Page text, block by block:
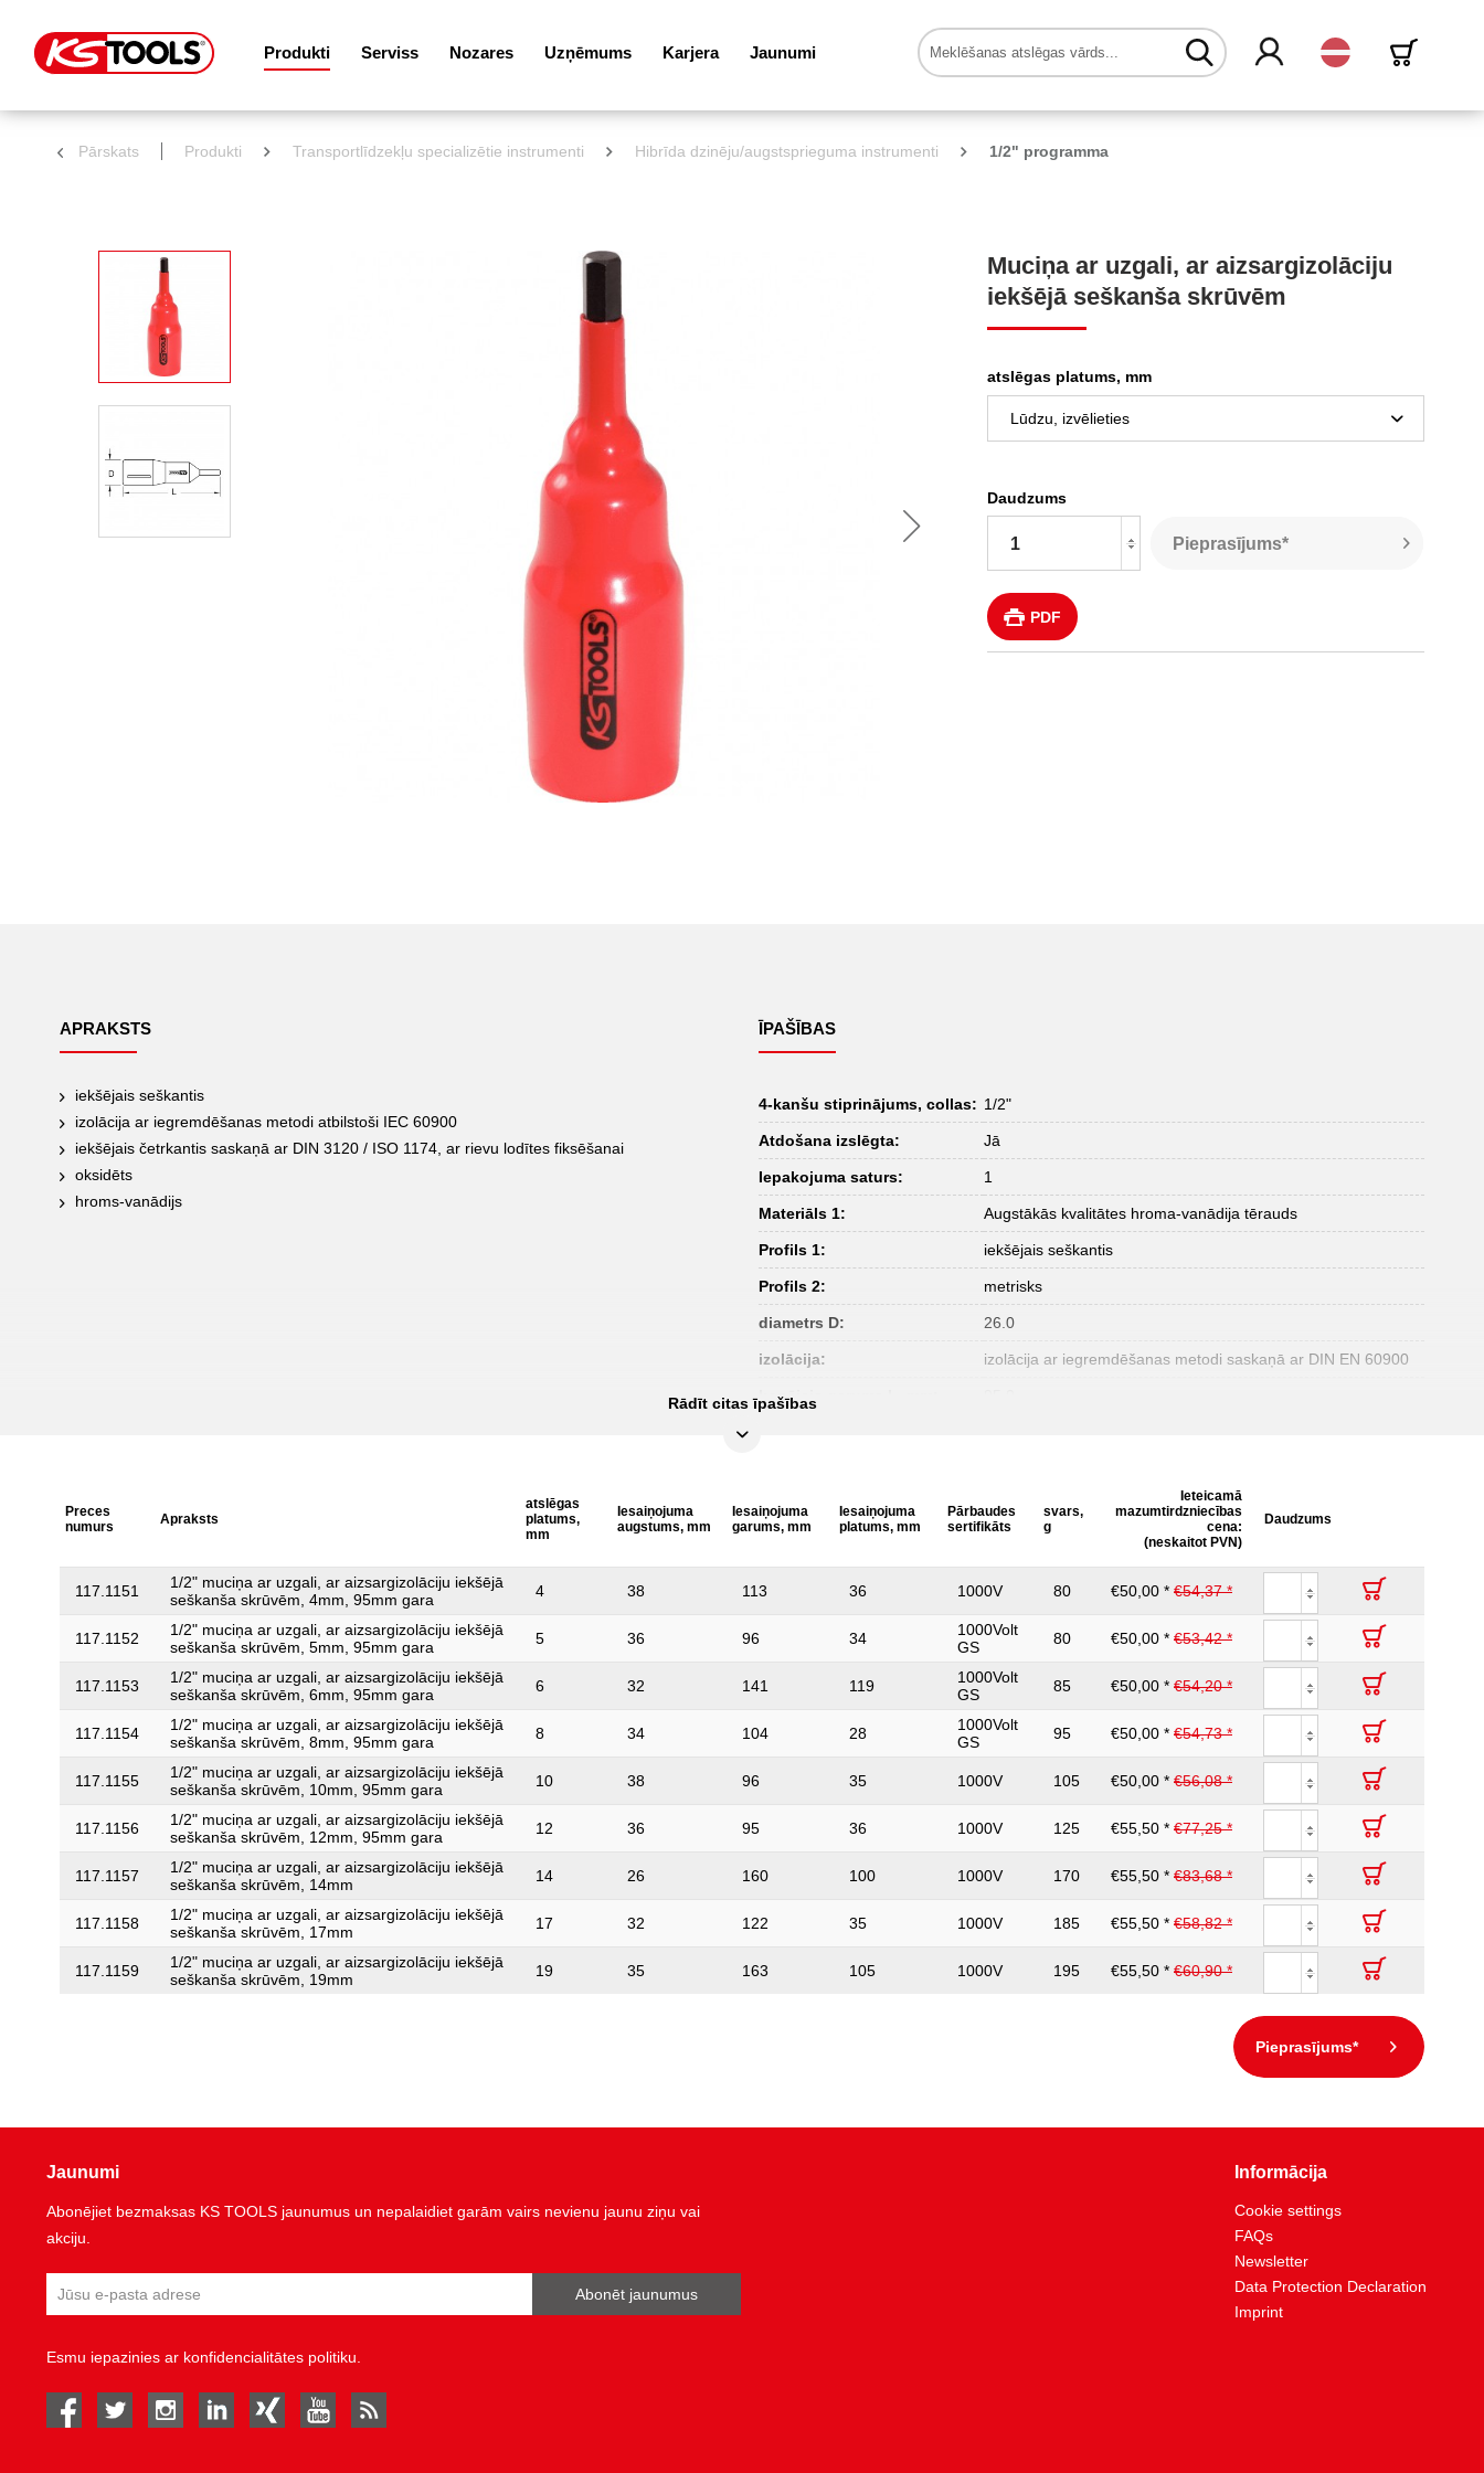
Produkti Serviss Nozares Uzņēmums Karjera Jaunumi Latvijas
Pārskats Produkti Transportlīdzekļu specializētie instrumenti Hibrīda dzinēju/augstsprieguma instrumenti 1/2" programma
Muciņa ar uzgali, ar aizsargizolāciju
iekšējā seškanša skrūvēm
atslēgas platums, mm
Daudzums
Pieprasījums*
PDF
APRAKSTS
iekšējais seškantis
izolācija ar iegremdēšanas metodi atbilstoši IEC 60900
iekšējais četrkantis saskaņā ar DIN 3120 / ISO 1174, ar rievu lodītes fiksēšanai
oksidēts
hroms-vanādijs
ĪPAŠĪBAS
4-kanšu stiprinājums, collas: 1/2"
Atdošana izslēgta: Jā
Iepakojuma saturs: 1
Materiāls 1: Augstākās kvalitātes hroma-vanādija tērauds
Profils 1: iekšējais seškantis
Profils 2: metrisks
diametrs D: 26.0
izolācija: izolācija ar iegremdēšanas metodi saskaņā ar DIN EN 60900
kopējais garums L, mm:
Rādīt citas īpašības
Preces
numurs
Apraksts
atslēgas
platums,
mm
Iesaiņojuma
augstums, mm
Iesaiņojuma
garums, mm
Iesaiņojuma
platums, mm
Pārbaudes
sertifikāts
svars,
g
Ieteicamā
mazumtirdzniecības
cena:
(neskaitot PVN)
Daudzums
117.1151
1/2" muciņa ar uzgali, ar aizsargizolāciju iekšējā
seškanša skrūvēm, 4mm, 95mm gara
4 38 113 36 1000V 80 €50,00 * €54,37 *
117.1152
1/2" muciņa ar uzgali, ar aizsargizolāciju iekšējā
seškanša skrūvēm, 5mm, 95mm gara
5 36 96 34
1000Volt
GS
80 €50,00 * €53,42 *
117.1153
1/2" muciņa ar uzgali, ar aizsargizolāciju iekšējā
seškanša skrūvēm, 6mm, 95mm gara
6 32 141 119
1000Volt
GS
85 €50,00 * €54,20 *
117.1154
1/2" muciņa ar uzgali, ar aizsargizolāciju iekšējā
seškanša skrūvēm, 8mm, 95mm gara
8 34 104 28
1000Volt
GS
95 €50,00 * €54,73 *
117.1155
1/2" muciņa ar uzgali, ar aizsargizolāciju iekšējā
seškanša skrūvēm, 10mm, 95mm gara
10 38 96 35 1000V 105 €50,00 * €56,08 *
117.1156
1/2" muciņa ar uzgali, ar aizsargizolāciju iekšējā
seškanša skrūvēm, 12mm, 95mm gara
12 36 95 36 1000V 125 €55,50 * €77,25 *
117.1157
1/2" muciņa ar uzgali, ar aizsargizolāciju iekšējā
seškanša skrūvēm, 14mm
14 26 160 100 1000V 170 €55,50 * €83,68 *
117.1158
1/2" muciņa ar uzgali, ar aizsargizolāciju iekšējā
seškanša skrūvēm, 17mm
17 32 122 35 1000V 185 €55,50 * €58,82 *
117.1159
1/2" muciņa ar uzgali, ar aizsargizolāciju iekšējā
seškanša skrūvēm, 19mm
19 35 163 105 1000V 195 €55,50 * €60,90 *
Pieprasījums*
Jaunumi
Abonējiet bezmaksas KS TOOLS jaunumus un nepalaidiet garām vairs nevienu jaunu ziņu vai
akciju.
Abonēt jaunumus
Esmu iepazinies ar konfidencialitātes politiku
facebook twitter instagramlinked in Xing youtube
Informācija
Cookie settings
FAQs
Newsletter
Data Protection Declaration
Imprint